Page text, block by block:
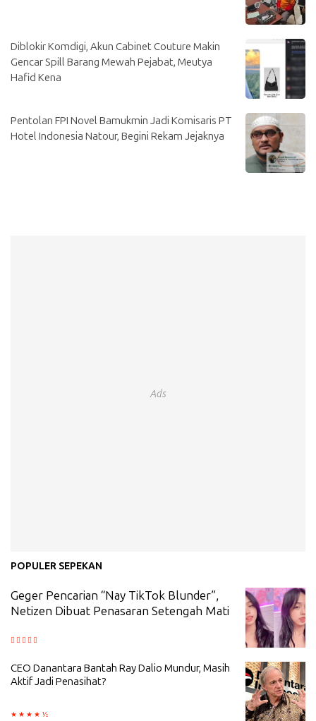
Diblokir Komdigi, Akun Cabinet Couture Makin
Gencar Spill Barang Mewah Pejabat, Meutya
Hafid Kena
Pentolan FPI Novel Bamukmin Jadi Komisaris PT
Hotel Indonesia Natour, Begini Rekam Jejaknya
Ads
POPULER SEPEKAN
Geger Pencarian “Nay TikTok Blunder”,
Netizen Dibuat Penasaran Setengah Mati
CEO Danantara Bantah Ray Dalio Mundur, Masih
Aktif Jadi Penasihat?